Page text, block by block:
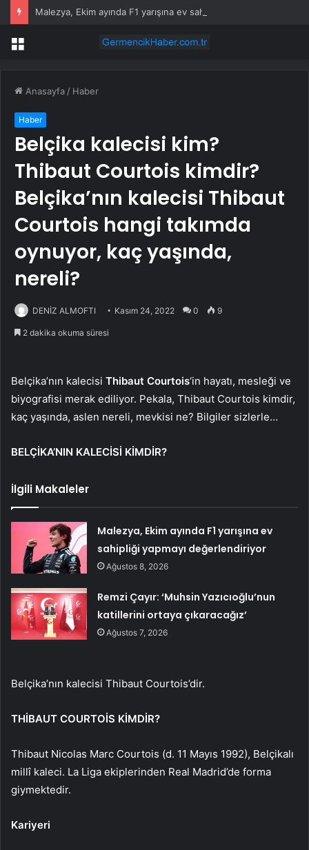
Menü
Anasayfa / Haber
Haber
Belçika kalecisi kim?
Thibaut Courtois kimdir?
Belçika’nın kalecisi Thibaut
Courtois hangi takımda
oynuyor, kaç yaşında,
nereli?
DENİZ ALMOFTI Kasım 24, 2022 0 9
2 dakika okuma süresi
Belçika’nın kalecisi Thibaut Courtois‘in hayatı, mesleği ve
biyografisi merak ediliyor. Pekala, Thibaut Courtois kimdir,
kaç yaşında, aslen nereli, mevkisi ne? Bilgiler sizlerle…
BELÇİKA’NIN KALECİSİ KİMDİR?
İlgili Makaleler
Malezya, Ekim ayında F1 yarışına ev
sahipliği yapmayı değerlendiriyor
Ağustos 8, 2026
Remzi Çayır: ‘Muhsin Yazıcıoğlu’nun
katillerini ortaya çıkaracağız’
Ağustos 7, 2026
Belçika’nın kalecisi Thibaut Courtois’dir.
THİBAUT COURTOİS KİMDİR?
Thibaut Nicolas Marc Courtois (d. 11 Mayıs 1992), Belçikalı
millî kaleci. La Liga ekiplerinden Real Madrid’de forma
giymektedir.
Kariyeri